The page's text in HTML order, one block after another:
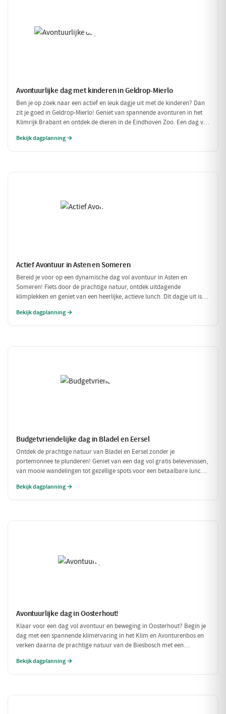
Avontuurlijke dag met kinderen in Geldrop-Mierlo
Ben je op zoek naar een actief en leuk dagje uit met de kinderen? Dan
zit je goed in Geldrop-Mierlo! Geniet van spannende avonturen in het
Klimrijk Brabant en ontdek de dieren in de Eindhoven Zoo. Een dag vol
Bekijk dagplanning →
Actief Avontuur in Asten en Someren
Bereid je voor op een dynamische dag vol avontuur in Asten en
Someren! Fiets door de prachtige natuur, ontdek uitdagende
klimplekken en geniet van een heerlijke, actieve lunch. Dit dagje uit is
Bekijk dagplanning →
Budgetvriendelijke dag in Bladel en Eersel
Ontdek de prachtige natuur van Bladel en Eersel zonder je
portemonnee te plunderen! Geniet van een dag vol gratis belevenissen,
van mooie wandelingen tot gezellige spots voor een betaalbare lunch.
zonder dat je veel hoeft uit te geven.
Bekijk dagplanning →
Avontuurlijke dag in Oosterhout!
Klaar voor een dag vol avontuur en beweging in Oosterhout? Begin je
dag met een spannende klimervaring in het Klim en Avonturenbos en
verken daarna de prachtige natuur van de Biesbosch met een
Natuurpoortcafé BOS & Co, waar je energie krijgt voor de volgende
Bekijk dagplanning →